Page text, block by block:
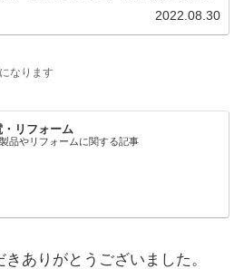
2022.08.30
なります
・リフォーム
品やリフォームに関する記事
ありがとうございました。